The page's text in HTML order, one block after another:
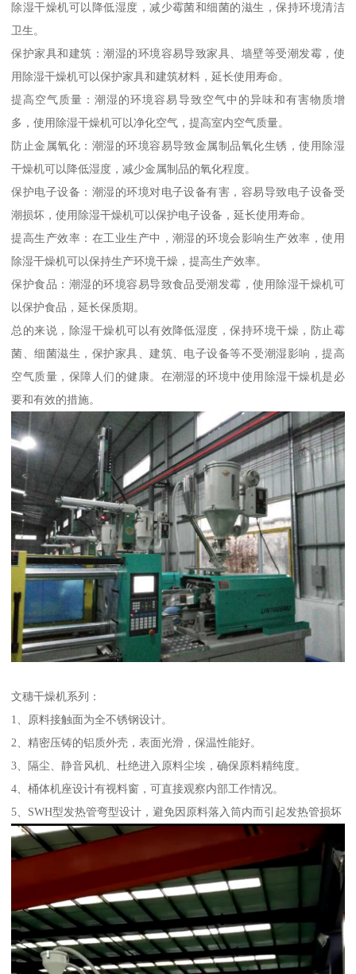
除湿干燥机可以降低湿度，减少霉菌和细菌的滋生，保持环境清洁
卫生。
保护家具和建筑：潮湿的环境容易导致家具、墙壁等受潮发霉，使
用除湿干燥机可以保护家具和建筑材料，延长使用寿命。
提高空气质量：潮湿的环境容易导致空气中的异味和有害物质增
多，使用除湿干燥机可以净化空气，提高室内空气质量。
防止金属氧化：潮湿的环境容易导致金属制品氧化生锈，使用除湿
干燥机可以降低湿度，减少金属制品的氧化程度。
保护电子设备：潮湿的环境对电子设备有害，容易导致电子设备受
潮损坏，使用除湿干燥机可以保护电子设备，延长使用寿命。
提高生产效率：在工业生产中，潮湿的环境会影响生产效率，使用
除湿干燥机可以保持生产环境干燥，提高生产效率。
保护食品：潮湿的环境容易导致食品受潮发霉，使用除湿干燥机可
以保护食品，延长保质期。
总的来说，除湿干燥机可以有效降低湿度，保持环境干燥，防止霉
菌、细菌滋生，保护家具、建筑、电子设备等不受潮湿影响，提高
空气质量，保障人们的健康。在潮湿的环境中使用除湿干燥机是必
要和有效的措施。
文穗干燥机系列：
1、原料接触面为全不锈钢设计。
2、精密压铸的铝质外壳，表面光滑，保温性能好。
3、隔尘、静音风机、杜绝进入原料尘埃，确保原料精纯度。
4、桶体机座设计有视料窗，可直接观察内部工作情况。
5、SWH型发热管弯型设计，避免因原料落入筒内而引起发热管损坏